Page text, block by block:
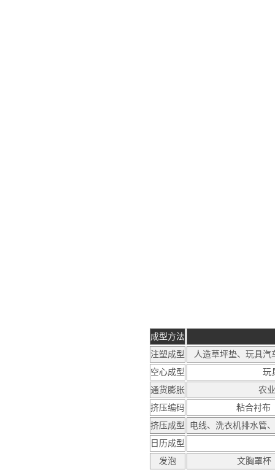
成型方法
注塑成型
人造草坪垫、玩具
空心成型
玩
通货膨胀
农
挤压编码
粘合衬布
挤压成型
电线、洗衣机排水管
日历成型
发泡
文胸罩杯